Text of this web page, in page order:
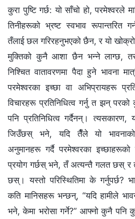
कुरा पुष्टि गर्छ: यो साँचो हो, परमेश्‍वरले
तिनीहरूको भ्रष्ट स्वभाव रूपान्तरित
तँलाई छल गरिरहनुभएको छैन, र यो
मुक्तिको कुनै आशा छैन भन्‍ने लाग्छ,
निश्‍चित वातावरणमा पैदा हुने भावना
परमेश्‍वरका इच्छा वा अभिप्रायहरू
विचारहरू प्रतिनिधित्व गर्नु त झन्
पनि प्रतिनिधित्व गर्दैनन्। त्यसकारण,
जिउँछस् भने, यदि तैँले यो भावनाको
अनुमानहरू गर्दै परमेश्‍वरका
प्रयोग गर्छस् भने, तँ अत्यन्तै गलत छस् र
छस्। यस्तो परिस्थितिमा के गर्नुपर्छ?
कति मानिसहरू भन्छन्, “यदि हामीले
भने, केमा भरोसा गर्ने?” आफ्नो कुनै पनि